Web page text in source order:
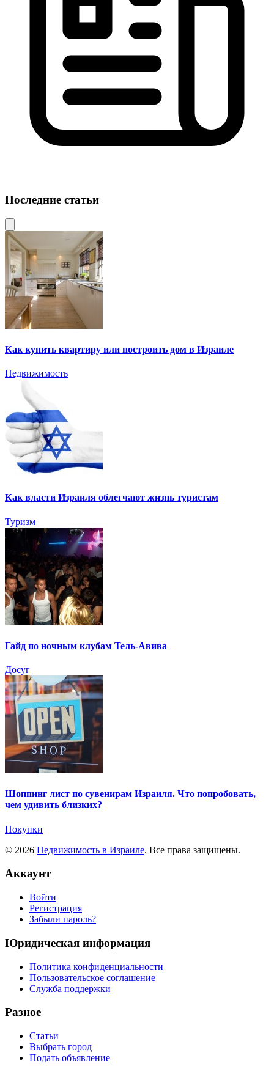
Последние статьи
Как купить квартиру или построить дом в Израиле
Недвижимость
Как власти Израиля облегчают жизнь туристам
Туризм
Гайд по ночным клубам Тель-Авива
Досуг
Шоппинг лист по сувенирам Израиля. Что попробовать,
чем удивить близких?
Покупки
© 2026 Недвижимость в Израиле. Все права защищены.
Аккаунт
Войти
Регистрация
Забыли пароль?
Юридическая информация
Политика конфиденциальности
Пользовательское соглашение
Служба поддержки
Разное
Статьи
Выбрать город
Подать объявление